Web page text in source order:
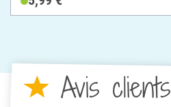
Avis clients